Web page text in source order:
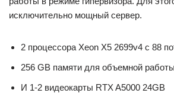
исключительно мощный сервер.
2 процессора Xeon X5 2699v4 c 88
256 GB памяти для объемной
И 1-2 видеокарты RTX A5000 24GB